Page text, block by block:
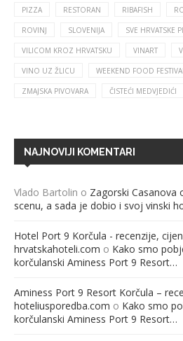
PIZZA RESTORAN RIBAFISH
ROVINJ SLOVENIJA SVE HRVATSKE
VILICOM KROZ HRVATSKU VINART
VINO UZ ŽLICU WEEKEND FOOD
ZMAJSKA PIVOVARA ČISTEĆI MEDVJEDIĆI
NAJNOVIJI KOMENTARI
Vlado Bartolin o Zagorski Casanova
scenu, a sada je dobio i svoj vinski
Hotel Port 9 Korčula - recenzije,
hrvatskahoteli.com o Kako smo
korčulanski Aminess Port 9 Resort…
Aminess Port 9 Resort Korčula –
hoteliusporedba.com o Kako smo
korčulanski Aminess Port 9 Resort…